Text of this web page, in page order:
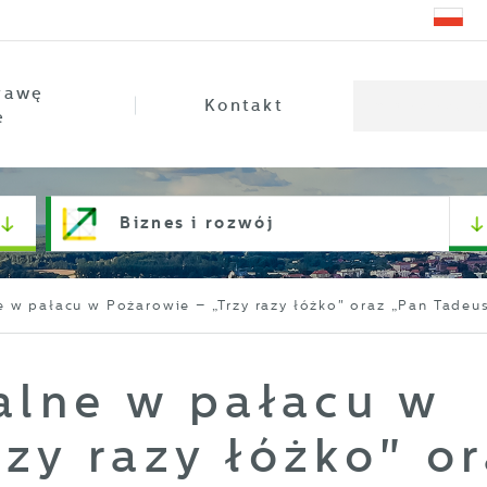
Kontakt
Biznes i rozwój
pałacu w Pożarowie – „Trzy razy łóżko" oraz „Pan
w pałacu w
razy łóżko"